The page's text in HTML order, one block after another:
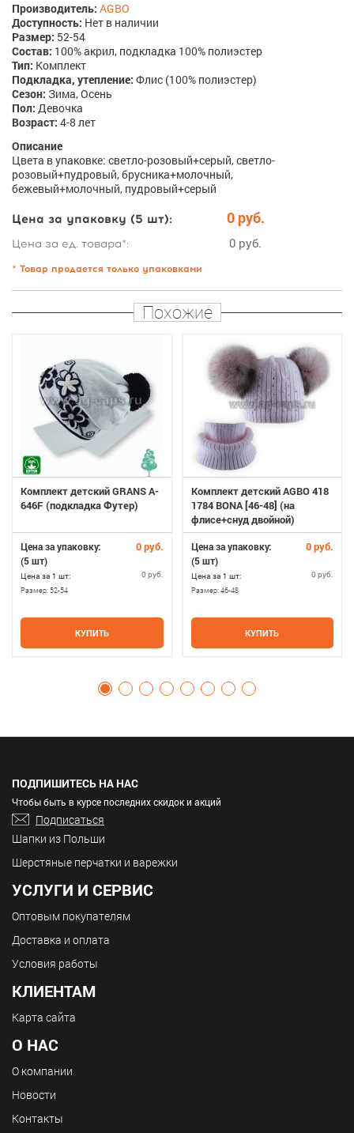
Производитель: AGBO
Доступность: Нет в наличии
Размер: 52-54
Состав: 100% акрил, подкладка 100% полиэстер
Тип: Комплект
Подкладка, утепление: Флис (100% полиэстер)
Сезон: Зима, Осень
Пол: Девочка
Возраст: 4-8 лет
Описание
Цвета в упаковке: светло-розовый+серый, светло-
розовый+пудровый, брусника+молочный,
бежевый+молочный, пудровый+серый
Цена за упаковку (5 шт): 0 руб.
Цена за ед. товара*: 0 руб.
* Товар продается только упаковками
Похожие
Комплект детский GRANS A-
646F (подкладка Футер)
Цена за упаковку: 0 руб.
(5 шт)
Цена за 1 шт: 0 руб.
Размер:52-54
КУПИТЬ
Комплект детский AGBO 418
1784 BONA [46-48] (на
флисе+снуд двойной)
Цена за упаковку: 0 руб.
(5 шт)
Цена за 1 шт: 0 руб.
Размер: 46-48
КУПИТЬ
ПОДПИШИТЕСЬ НА НАС
Чтобы быть в курсе последних скидок и акций
Подписаться
Шапки из Польши
Шерстяные перчатки и варежки
УСЛУГИ И СЕРВИС
Оптовым покупателям
Доставка и оплата
Условия работы
КЛИЕНТАМ
Карта сайта
О НАС
О компании
Новости
Контакты